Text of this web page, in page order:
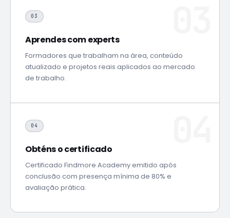
03
Aprendes com experts
Formadores que trabalham na área, conteúdo
atualizado e projetos reais aplicados ao mercado
de trabalho.
04
Obténs o certificado
Certificado Findmore Academy emitido após
conclusão com presença mínima de 80% e
avaliação prática.